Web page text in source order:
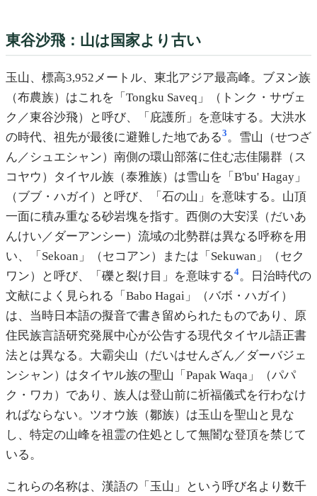
東谷沙飛：山は国家より古い
玉山、標高3,952メートル、東北アジア最高峰。ブヌン族
（布農族）はこれを「Tongku Saveq」（トンク・サヴェ
ク／東谷沙飛）と呼び、「庇護所」を意味する。大洪水
の時代、祖先が最後に避難した地である3。雪山（せつざ
ん／シュエシャン）南側の環山部落に住む志佳陽群（ス
コヤウ）タイヤル族（泰雅族）は雪山を「B'bu' Hagay」
（ブブ・ハガイ）と呼び、「石の山」を意味する。山頂
一面に積み重なる砂岩塊を指す。西側の大安渓（だいあ
んけい／ダーアンシー）流域の北勢群は異なる呼称を用
い、「Sekoan」（セコアン）または「Sekuwan」（セク
ワン）と呼び、「礫と裂け目」を意味する4。日治時代の
文献によく見られる「Babo Hagai」（バボ・ハガイ）
は、当時日本語の擬音で書き留められたものであり、原
住民族言語研究発展中心が公告する現代タイヤル語正書
法とは異なる。大霸尖山（だいはせんざん／ダーバジェ
ンシャン）はタイヤル族の聖山「Papak Waqa」（パパ
ク・ワカ）であり、族人は登山前に祈福儀式を行わなけ
ればならない。ツオウ族（鄒族）は玉山を聖山と見な
し、特定の山峰を祖霊の住処として無闇な登頂を禁じて
いる。
これらの名称は、漢語の「玉山」という呼び名より数千